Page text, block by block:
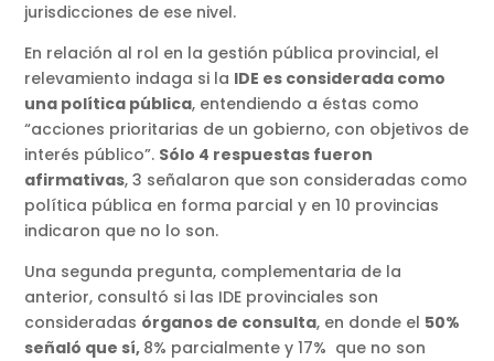
jurisdicciones de ese nivel.
En relación al rol en la gestión pública provincial, el
relevamiento indaga si la IDE es considerada como
una política pública, entendiendo a éstas como
“acciones prioritarias de un gobierno, con objetivos de
interés público”. Sólo 4 respuestas fueron
afirmativas, 3 señalaron que son consideradas como
política pública en forma parcial y en 10 provincias
indicaron que no lo son.
Una segunda pregunta, complementaria de la
anterior, consultó si las IDE provinciales son
consideradas órganos de consulta, en donde el 50%
señaló que sí, 8% parcialmente y 17% que no son